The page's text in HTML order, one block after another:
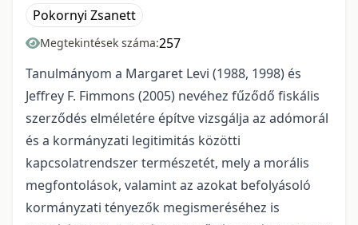
Pokornyi Zsanett
Megtekintések száma:257
Tanulmányom a Margaret Levi (1988, 1998) és
Jeffrey F. Fimmons (2005) nevéhez fűződő fiskális
szerződés elméletére építve vizsgálja az adómorál
és a kormányzati legitimitás közötti
kapcsolatrendszer természetét, mely a morális
megfontolások, valamint az azokat befolyásoló
kormányzati tényezők megismeréséhez is